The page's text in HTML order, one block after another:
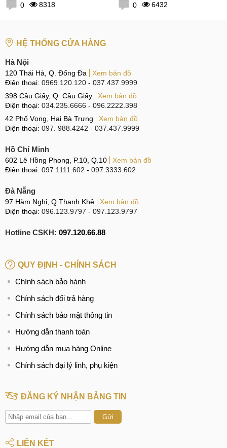
0
8318
0
6432
HỆ THỐNG CỬA HÀNG
Hà Nội
120 Thái Hà, Q. Đống Đa
Xem bản đồ
Điện thoại: 0969.120.120 - 037.437.9999
398 Cầu Giấy, Q. Cầu Giấy
Xem bản đồ
Điện thoại: 034.235.6666 - 096.2222.398
42 Phố Vọng, Hai Bà Trưng
Xem bản đồ
Điện thoại: 097. 988.4242 - 037.437.9999
Hồ Chí Minh
602 Lê Hồng Phong, P.10, Q.10
Xem bản đồ
Điện thoại: 097.1111.602 - 097.3333.602
Đà Nẵng
97 Hàm Nghi, Q.Thanh Khê
Xem bản đồ
Điện thoại: 096.123.9797 - 097.123.9797
Hotline CSKH: 097.120.66.88
QUY ĐỊNH - CHÍNH SÁCH
Chính sách bảo hành
Chính sách đổi trả hàng
Chính sách bảo mật thông tin
Hướng dẫn thanh toán
Hướng dẫn mua hàng Online
Chính sách đại lý linh, phụ kiện
ĐĂNG KÝ NHẬN BẢNG TIN
Gửi
LIÊN KẾT